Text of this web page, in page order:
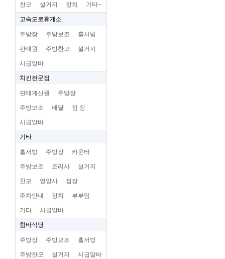
찬모 설거지 장치 기타~
고속도로휴게소
주방장 주방보조 홀서빙
판매원 주방찬모 설거지
시급알바
치킨전문점
판매계산원 주방장
주방보조 배달 점 장
시급알바
기타
홀서빙 주방장 카운터
주방보조 조리사 설거지
찬모 영양사 점장
주차안내 장치 부부팀
기타 시급알바
함바식당
주방장 주방보조 홀서빙
주방찬모 설거지 시급알바